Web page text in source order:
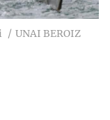
UNAI BEROIZ